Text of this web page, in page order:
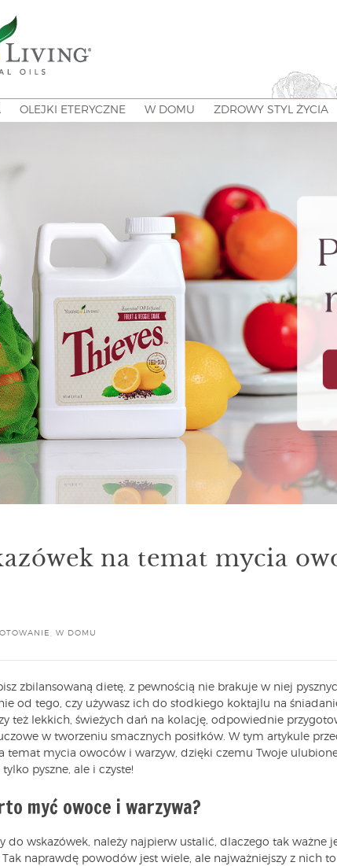
OLEJKI ETERYCZNE W DOMU ZDROWY STYL ŻYCIA
na temat mycia
W DOMU
zbilansowaną dietę, z pewnością nie brakuje w niej
od tego, czy używasz ich do słodkiego koktajlu na
też lekkich, świeżych dań na kolację, odpowiednie
w tworzeniu smacznych posiłków. W tym artykule
temat mycia owoców i warzyw, dzięki czemu Twoje
pyszne, ale i czyste!
myć owoce i warzywa?
do wskazówek, należy najpierw ustalić, dlaczego tak ważne
naprawdę powodów jest wiele, ale najważniejszy z nich